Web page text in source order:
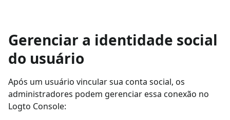
Gerenciar a identidade social
do usuário
Após um usuário vincular sua conta social, os
administradores podem gerenciar essa conexão no
Logto Console: